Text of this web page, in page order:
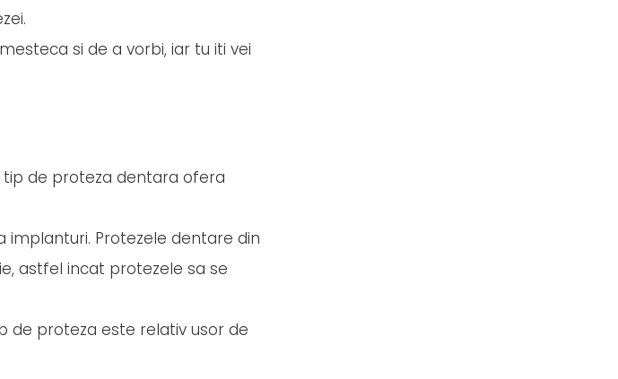
si de a vorbi, iar tu iti vei
de proteza dentara ofera
implanturi. Protezele dentare din
astfel incat protezele sa se
de proteza este relativ usor de